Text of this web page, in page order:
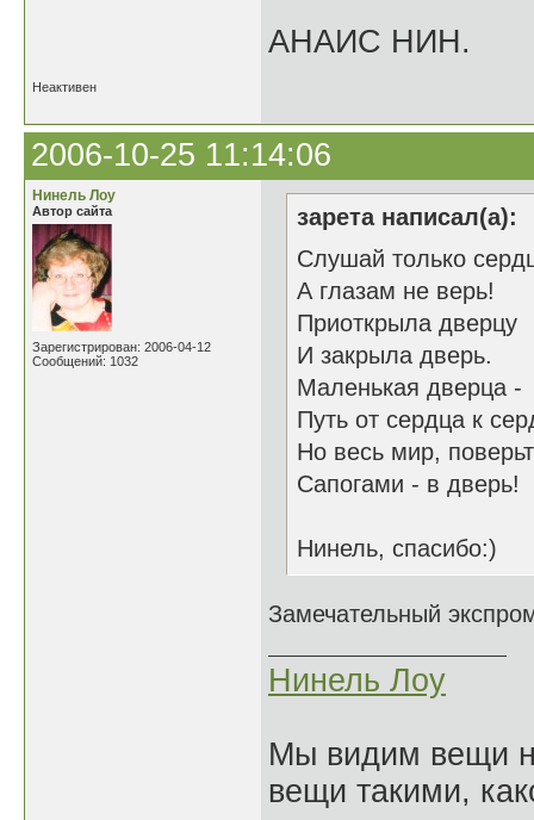
АНАИС НИН.
Неактивен
2006-10-25 11:14:06
Нинель Лоу
Автор сайта
Зарегистрирован: 2006-04-12
Сообщений: 1032
зарета написал(а):
Слушай только
А глазам не верь!
Приоткрыла дверцу
И закрыла дверь.
Маленькая дверца -
Путь от сердца к
Но весь мир,
Сапогами - в дверь!
Нинель, спасибо:)
Замечательный
Нинель Лоу
Мы видим вещи
вещи такими,